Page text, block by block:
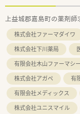
上益城郡嘉島町の薬剤師
株式会社ファーマダイワ
株式会社下川薬局
有限会社木山ファーマシー
株式会社アガペ
有
有限会社メディックス
株式会社ユニスマイル